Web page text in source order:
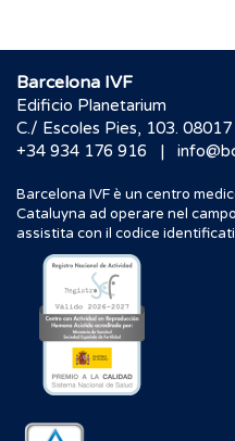
Barcelona IVF
Edificio Planetarium
C./ Escoles Pies, 103.
+34 934 176 916
|
Barcelona IVF è un centro
Cataluyna ad operare nel
assistita con il codice